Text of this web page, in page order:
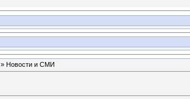
» Новости и СМИ